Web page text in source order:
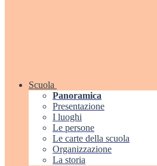
Scuola
Panoramica
Presentazione
I luoghi
Le persone
Le carte della scuola
Organizzazione
La storia